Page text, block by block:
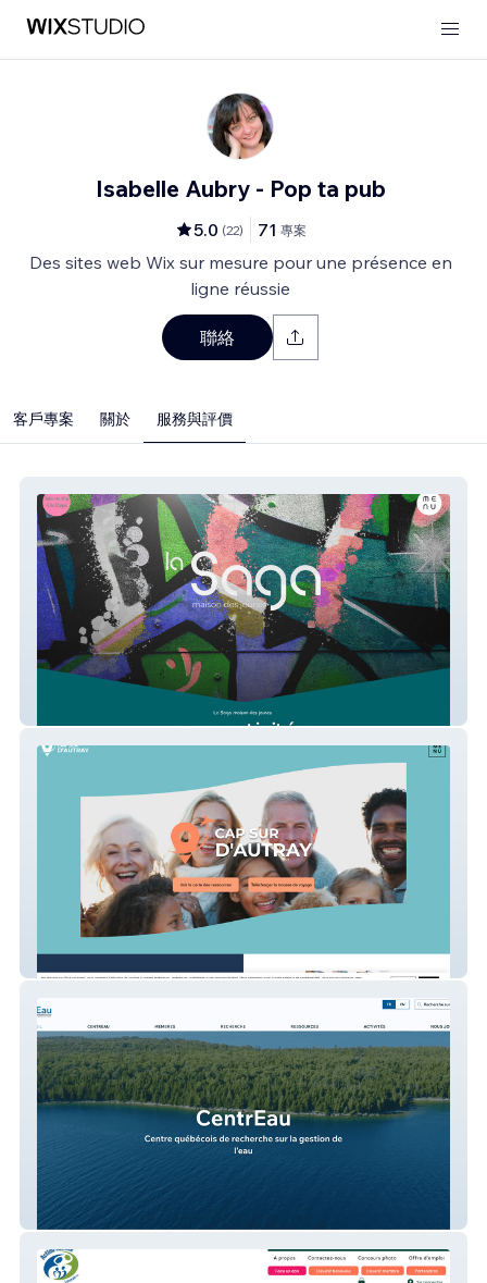
Isabelle Aubry - Pop ta pub
5.0 (22) 71 專案
Des sites web Wix sur mesure pour une présence en
ligne réussie
聯絡
客戶專案 關於 服務與評價
CentrEau